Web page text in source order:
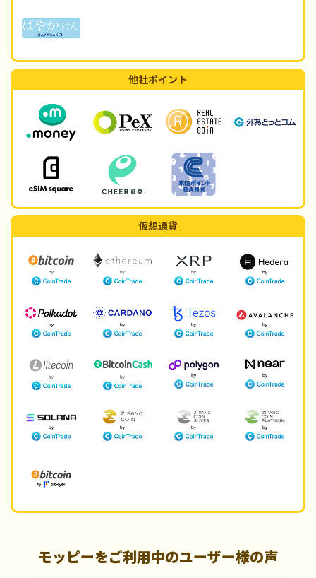
他社ポイント
仮想通貨
モッピーをご利用中のユーザー様の声